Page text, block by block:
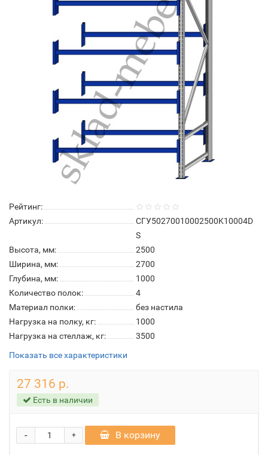
Рейтинг:
Артикул:
СГУ50270010002500K10004D
S
Высота, мм:
2500
Ширина, мм:
2700
Глубина, мм:
1000
Количество полок:
4
Материал полки:
без настила
Нагрузка на полку, кг:
1000
Нагрузка на стеллаж, кг:
3500
Показать все характеристики
27 316 р.
Есть в наличии
+
- В корзину